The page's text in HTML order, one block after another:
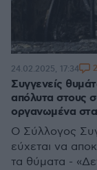
Συγγενείς
απόλυτα στους
οργανωμένα
Ο Σύλλογος
εύχεται να
τα θύματα -
24.02.2025, 17:34